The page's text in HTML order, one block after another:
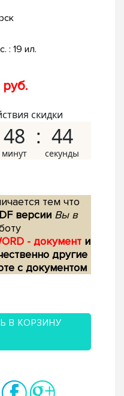
: 19 ил.
скидки
48 43
тем что
версии Вы в
- документ и
другие
с документом
В КОРЗИНУ